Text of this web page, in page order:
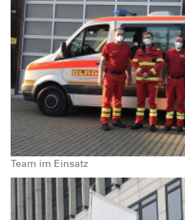
Team im Einsatz